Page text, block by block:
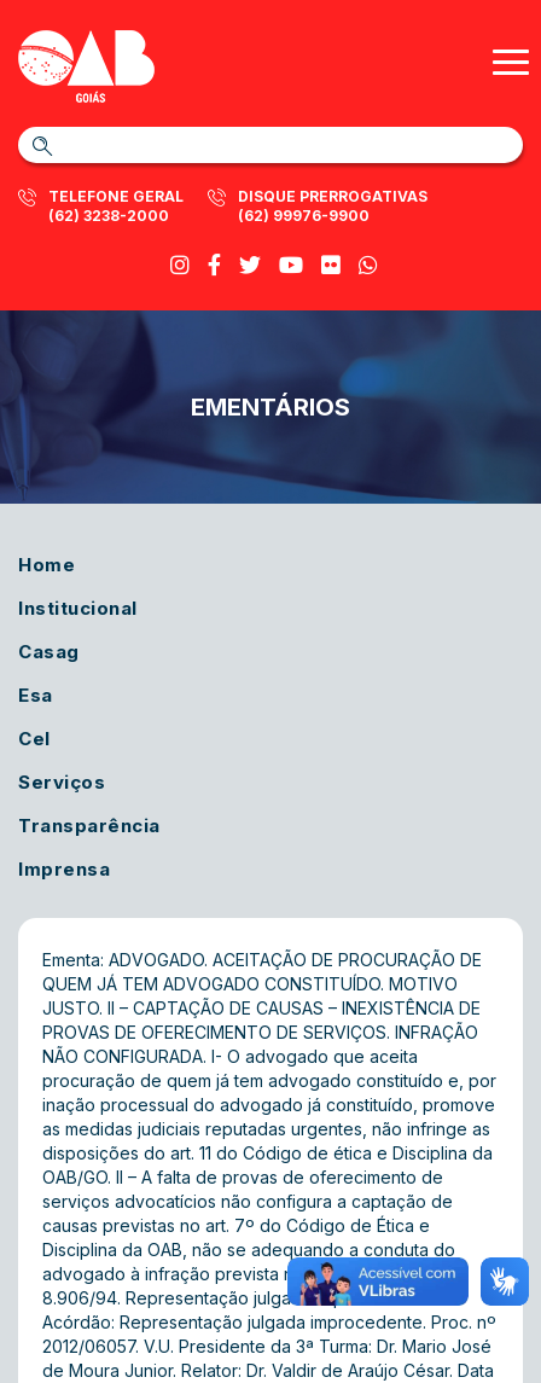
TELEFONE GERAL
(62) 3238-2000
DISQUE PRERROGATIVAS
(62) 99976-9900
EMENTÁRIOS
Home
Institucional
Casag
Esa
Cel
Serviços
Transparência
Imprensa
Ementa: ADVOGADO. ACEITAÇÃO DE PROCURAÇÃO DE
QUEM JÁ TEM ADVOGADO CONSTITUÍDO. MOTIVO
JUSTO. II – CAPTAÇÃO DE CAUSAS – INEXISTÊNCIA DE
PROVAS DE OFERECIMENTO DE SERVIÇOS. INFRAÇÃO
NÃO CONFIGURADA. I- O advogado que aceita
procuração de quem já tem advogado constituído e, por
inação processual do advogado já constituído, promove
as medidas judiciais reputadas urgentes, não infringe as
disposições do art. 11 do Código de ética e Disciplina da
OAB/GO. II – A falta de provas de oferecimento de
serviços advocatícios não configura a captação de
causas previstas no art. 7º do Código de Ética e
Disciplina da OAB, não se adequando a conduta do
advogado à infração prevista no art. 34, IV, da Lei nº
8.906/94. Representação julgada improcedente.
Acórdão: Representação julgada improcedente. Proc. nº
2012/06057. V.U. Presidente da 3ª Turma: Dr. Mario José
de Moura Junior. Relator: Dr. Valdir de Araújo César. Data